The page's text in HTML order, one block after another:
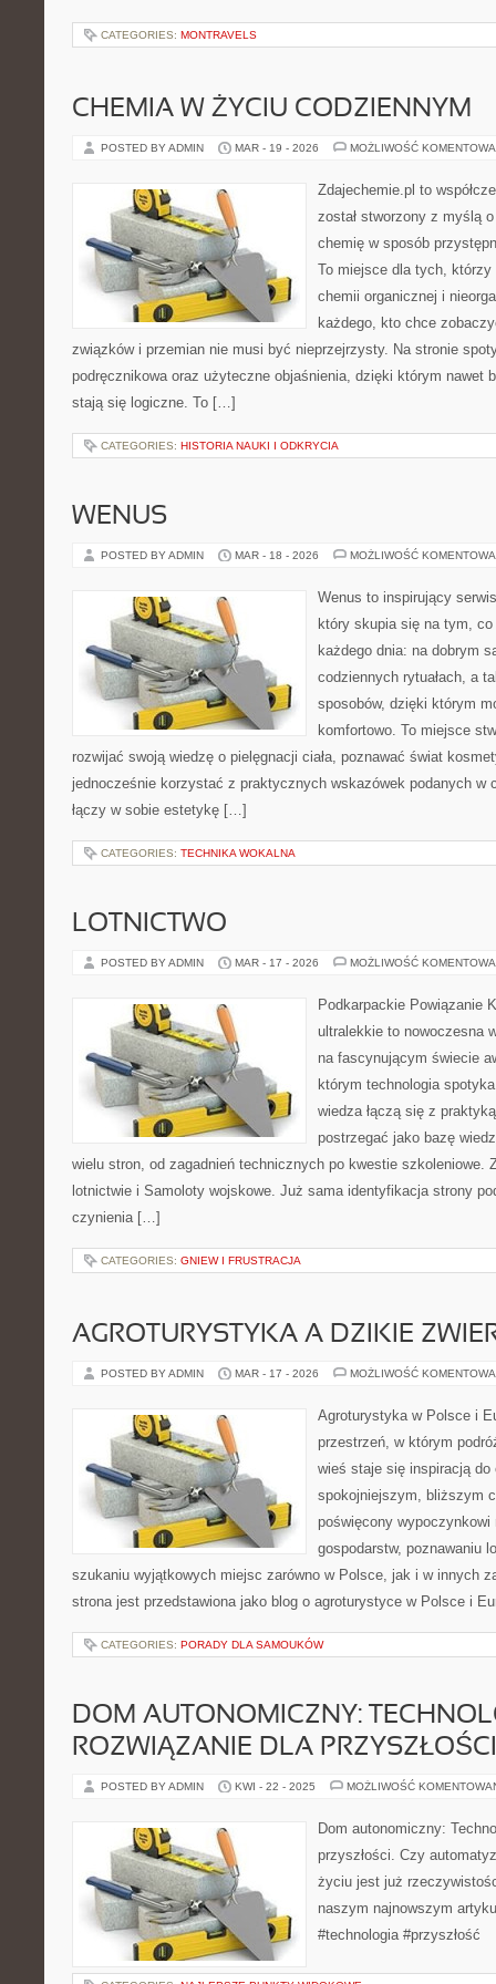
CATEGORIES: MONTRAVELS
CHEMIA W ŻYCIU CODZIENNYM
POSTED BY ADMIN MAR - 19 - 2026 MOŻLIWOŚĆ
Zdajechemie.pl to
został stworzony z myślą
chemię w sposób
To miejsce dla tych,
chemii organicznej i
każdego, kto chce
związków i przemian nie musi być nieprzejrzysty. Na stronie
podręcznikowa oraz użyteczne objaśnienia, dzięki którym nawet
stają się logiczne. To […]
CATEGORIES: HISTORIA NAUKI I ODKRYCIA
WENUS
POSTED BY ADMIN MAR - 18 - 2026 MOŻLIWOŚĆ
Wenus to inspirujący
który skupia się na tym,
każdego dnia: na dobrym
codziennych rytuałach, a
sposobów, dzięki którym
komfortowo. To miejsce
rozwijać swoją wiedzę o pielęgnacji ciała, poznawać świat
jednocześnie korzystać z praktycznych wskazówek podanych w
łączy w sobie estetykę […]
CATEGORIES: TECHNIKA WOKALNA
LOTNICTWO
POSTED BY ADMIN MAR - 17 - 2026 MOŻLIWOŚĆ
Podkarpackie Powiązanie
ultralekkie to nowoczesna
na fascynującym świecie
którym technologia
wiedza łączą się z
postrzegać jako bazę
wielu stron, od zagadnień technicznych po kwestie szkoleniowe.
lotnictwie i Samoloty wojskowe. Już sama identyfikacja strony
czynienia […]
CATEGORIES: GNIEW I FRUSTRACJA
AGROTURYSTYKA A DZIKIE
POSTED BY ADMIN MAR - 17 - 2026 MOŻLIWOŚĆ
Agroturystyka w Polsce i
przestrzeń, w którym
wieś staje się inspiracją do
spokojniejszym, bliższym
poświęcony wypoczynkowi
gospodarstw, poznawaniu
szukaniu wyjątkowych miejsc zarówno w Polsce, jak i w innych
strona jest przedstawiona jako blog o agroturystyce w Polsce i
CATEGORIES: PORADY DLA SAMOUKÓW
DOM AUTONOMICZNY:
ROZWIĄZANIE DLA PRZYSZŁOŚCI
POSTED BY ADMIN KWI - 22 - 2025 MOŻLIWOŚĆ
Dom autonomiczny:
przyszłości. Czy
życiu jest już
naszym najnowszym
#technologia #przyszłość